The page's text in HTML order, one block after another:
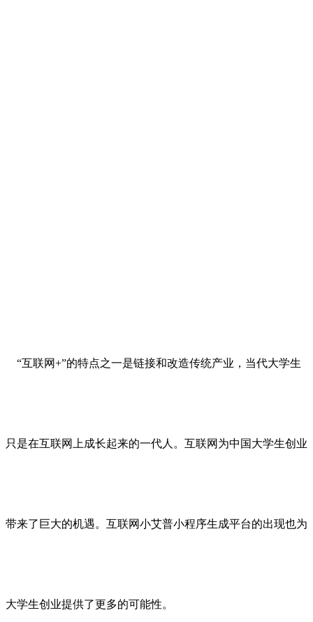
“互联网+”的特点之一是链接和改造传统产业，当代大学生
只是在互联网上成长起来的一代人。互联网为中国大学生创业
带来了巨大的机遇。互联网小艾普小程序生成平台的出现也为
大学生创业提供了更多的可能性。